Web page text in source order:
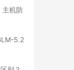
主机防
5.2